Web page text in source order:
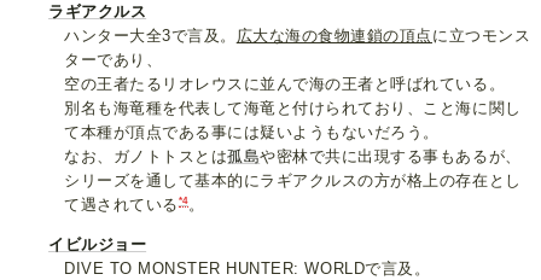
ラギアクルス
ハンター大全3で言及。 広大な海の食物連鎖の頂点 に立つモンス
ターであり、
空の王者たるリオレウスに並んで海の王者と呼ばれている。
別名も海竜種を代表して海竜と付けられており、こと海に関し
て本種が頂点である事には疑いようもないだろう。
なお、ガノトトスとは孤島や密林で共に出現する事もあるが、
シリーズを通して基本的にラギアクルスの方が格上の存在とし
て遇されている *4。
イビルジョー
DIVE TO MONSTER HUNTER: WORLDで言及。